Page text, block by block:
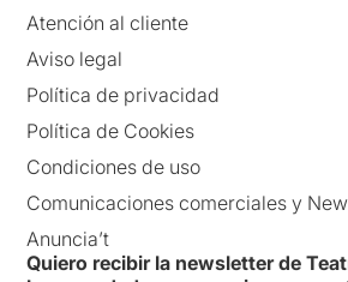
Atención al cliente
Aviso legal
Política de privacidad
Política de Cookies
Condiciones de uso
Comunicaciones comerciales y
Anuncia’t
Quiero recibir la newsletter de